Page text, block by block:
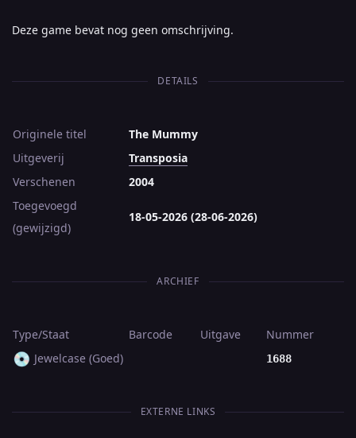
Deze game bevat nog geen omschrijving.
DETAILS
Originele titel
The Mummy
Uitgeverij
Transposia
Verschenen
2004
Toegevoegd
(gewijzigd)
18-05-2026 (28-06-2026)
ARCHIEF
Type/Staat Barcode Uitgave Nummer
💿 Jewelcase (Goed) 1688
EXTERNE LINKS